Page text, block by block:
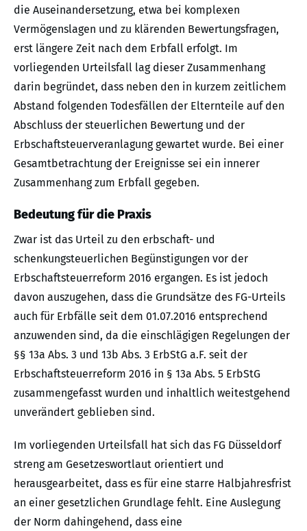
die Auseinandersetzung, etwa bei komplexen
Vermögenslagen und zu klärenden Bewertungsfragen,
erst längere Zeit nach dem Erbfall erfolgt. Im
vorliegenden Urteilsfall lag dieser Zusammenhang
darin begründet, dass neben den in kurzem zeitlichem
Abstand folgenden Todesfällen der Elternteile auf den
Abschluss der steuerlichen Bewertung und der
Erbschaftsteuerveranlagung gewartet wurde. Bei einer
Gesamtbetrachtung der Ereignisse sei ein innerer
Zusammenhang zum Erbfall gegeben.
Bedeutung für die Praxis
Zwar ist das Urteil zu den erbschaft- und
schenkungsteuerlichen Begünstigungen vor der
Erbschaftsteuerreform 2016 ergangen. Es ist jedoch
davon auszugehen, dass die Grundsätze des FG-Urteils
auch für Erbfälle seit dem 01.07.2016 entsprechend
anzuwenden sind, da die einschlägigen Regelungen der
§§ 13a Abs. 3 und 13b Abs. 3 ErbStG a.F. seit der
Erbschaftsteuerreform 2016 in § 13a Abs. 5 ErbStG
zusammengefasst wurden und inhaltlich weitestgehend
unverändert geblieben sind.
Im vorliegenden Urteilsfall hat sich das FG Düsseldorf
streng am Gesetzeswortlaut orientiert und
herausgearbeitet, dass es für eine starre Halbjahresfrist
an einer gesetzlichen Grundlage fehlt. Eine Auslegung
der Norm dahingehend, dass eine